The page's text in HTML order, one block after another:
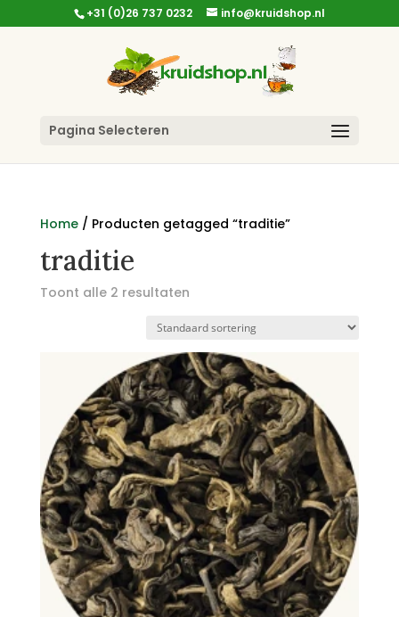
+31 (0)26 737 0232 info@kruidshop.nl
Pagina Selecteren
Home/ Producten getagged “traditie”
traditie
Toont alle 2 resultaten